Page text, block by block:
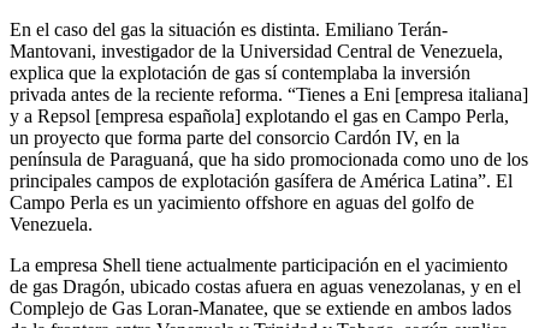
En el caso del gas la situación es distinta. Emiliano Terán-
Mantovani, investigador de la Universidad Central de Venezuela,
explica que la explotación de gas sí contemplaba la inversión
privada antes de la reciente reforma. “Tienes a Eni [empresa italiana]
y a Repsol [empresa española] explotando el gas en Campo Perla,
un proyecto que forma parte del consorcio Cardón IV, en la
península de Paraguaná, que ha sido promocionada como uno de los
principales campos de explotación gasífera de América Latina”. El
Campo Perla es un yacimiento offshore en aguas del golfo de
Venezuela.
La empresa Shell tiene actualmente participación en el yacimiento
de gas Dragón, ubicado costas afuera en aguas venezolanas, y en el
Complejo de Gas Loran-Manatee, que se extiende en ambos lados